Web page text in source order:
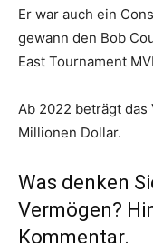
Er war auch ein
gewann den Bob
East Tournament
Ab 2022 beträgt das
Millionen Dollar.
Was denken
Vermögen?
Kommentar.